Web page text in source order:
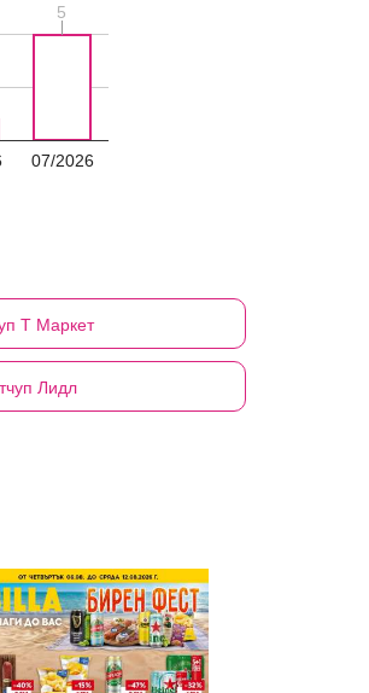
07/2026
5
5
Т Маркет
Лидл